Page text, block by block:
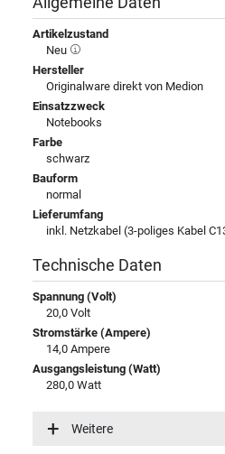
Artikelzustand
Neu
Hersteller
Originalware direkt von Medion
Einsatzzweck
Notebooks
Farbe
schwarz
Bauform
normal
Lieferumfang
inkl. Netzkabel (3-poliges Kabel
Technische Daten
Spannung (Volt)
20,0 Volt
Stromstärke (Ampere)
14,0 Ampere
Ausgangsleistung (Watt)
280,0 Watt
100-240V / 50-60Hz
Weitere